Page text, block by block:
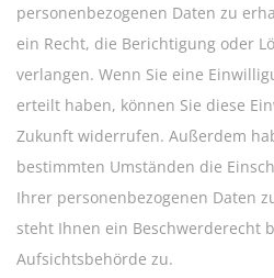
personenbezogenen Daten zu
ein Recht, die Berichtigung oder
verlangen. Wenn Sie eine
erteilt haben, können Sie diese
Zukunft widerrufen. Außerdem
bestimmten Umständen die
Ihrer personenbezogenen Daten
steht Ihnen ein Beschwerderecht
Aufsichtsbehörde zu.